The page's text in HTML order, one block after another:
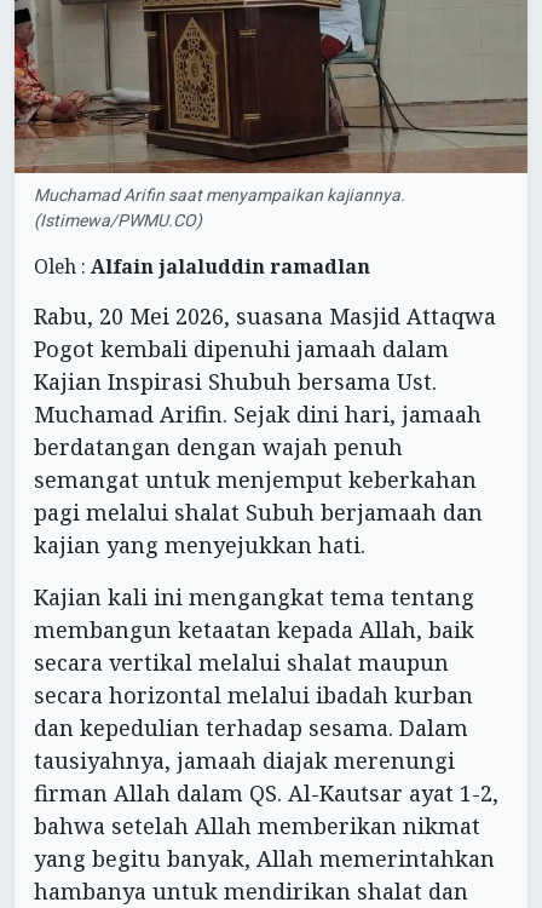
Muchamad Arifin saat menyampaikan kajiannya.
(Istimewa/PWMU.CO)
Oleh : Alfain jalaluddin ramadlan
Rabu, 20 Mei 2026, suasana Masjid Attaqwa
Pogot kembali dipenuhi jamaah dalam
Kajian Inspirasi Shubuh bersama Ust.
Muchamad Arifin. Sejak dini hari, jamaah
berdatangan dengan wajah penuh
semangat untuk menjemput keberkahan
pagi melalui shalat Subuh berjamaah dan
kajian yang menyejukkan hati.
Kajian kali ini mengangkat tema tentang
membangun ketaatan kepada Allah, baik
secara vertikal melalui shalat maupun
secara horizontal melalui ibadah kurban
dan kepedulian terhadap sesama. Dalam
tausiyahnya, jamaah diajak merenungi
firman Allah dalam QS. Al-Kautsar ayat 1-2,
bahwa setelah Allah memberikan nikmat
yang begitu banyak, Allah memerintahkan
hambanya untuk mendirikan shalat dan